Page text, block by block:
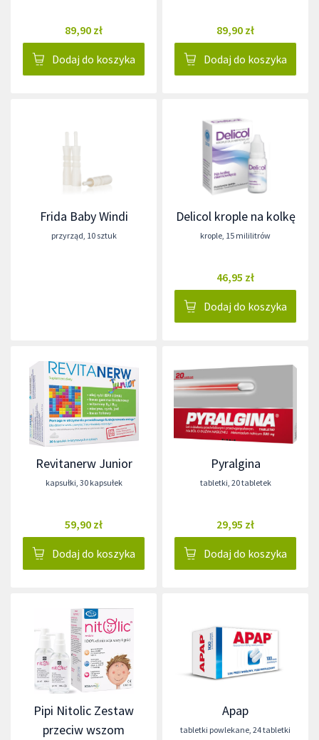
89,90 zł
Dodaj do koszyka
89,90 zł
Dodaj do koszyka
Frida Baby Windi
przyrząd, 10 sztuk
Delicol krople na kolkę
krople, 15 mililitrów
46,95 zł
Dodaj do koszyka
Revitanerw Junior
kapsułki, 30 kapsułek
59,90 zł
Dodaj do koszyka
Pyralgina
tabletki, 20 tabletek
29,95 zł
Dodaj do koszyka
Pipi Nitolic Zestaw
przeciw wszom
Apap
tabletki powlekane, 24 tabletki